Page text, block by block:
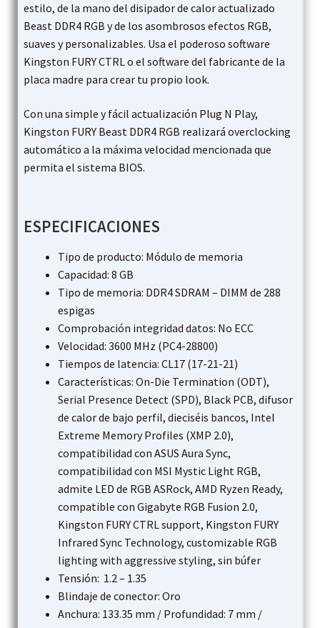
estilo, de la mano del disipador de calor actualizado
Beast DDR4 RGB y de los asombrosos efectos RGB,
suaves y personalizables. Usa el poderoso software
Kingston FURY CTRL o el software del fabricante de la
placa madre para crear tu propio look.
Con una simple y fácil actualización Plug N Play,
Kingston FURY Beast DDR4 RGB realizará overclocking
automático a la máxima velocidad mencionada que
permita el sistema BIOS.
ESPECIFICACIONES
Tipo de producto: Módulo de memoria
Capacidad: 8 GB
Tipo de memoria: DDR4 SDRAM – DIMM de 288
espigas
Comprobación integridad datos: No ECC
Velocidad: 3600 MHz (PC4-28800)
Tiempos de latencia: CL17 (17-21-21)
Características: On-Die Termination (ODT),
Serial Presence Detect (SPD), Black PCB, difusor
de calor de bajo perfil, dieciséis bancos, Intel
Extreme Memory Profiles (XMP 2.0),
compatibilidad con ASUS Aura Sync,
compatibilidad con MSI Mystic Light RGB,
admite LED de RGB ASRock, AMD Ryzen Ready,
compatible con Gigabyte RGB Fusion 2.0,
Kingston FURY CTRL support, Kingston FURY
Infrared Sync Technology, customizable RGB
lighting with aggressive styling, sin búfer
Tensión: 1.2 – 1.35
Blindaje de conector: Oro
Anchura: 133.35 mm / Profundidad: 7 mm /